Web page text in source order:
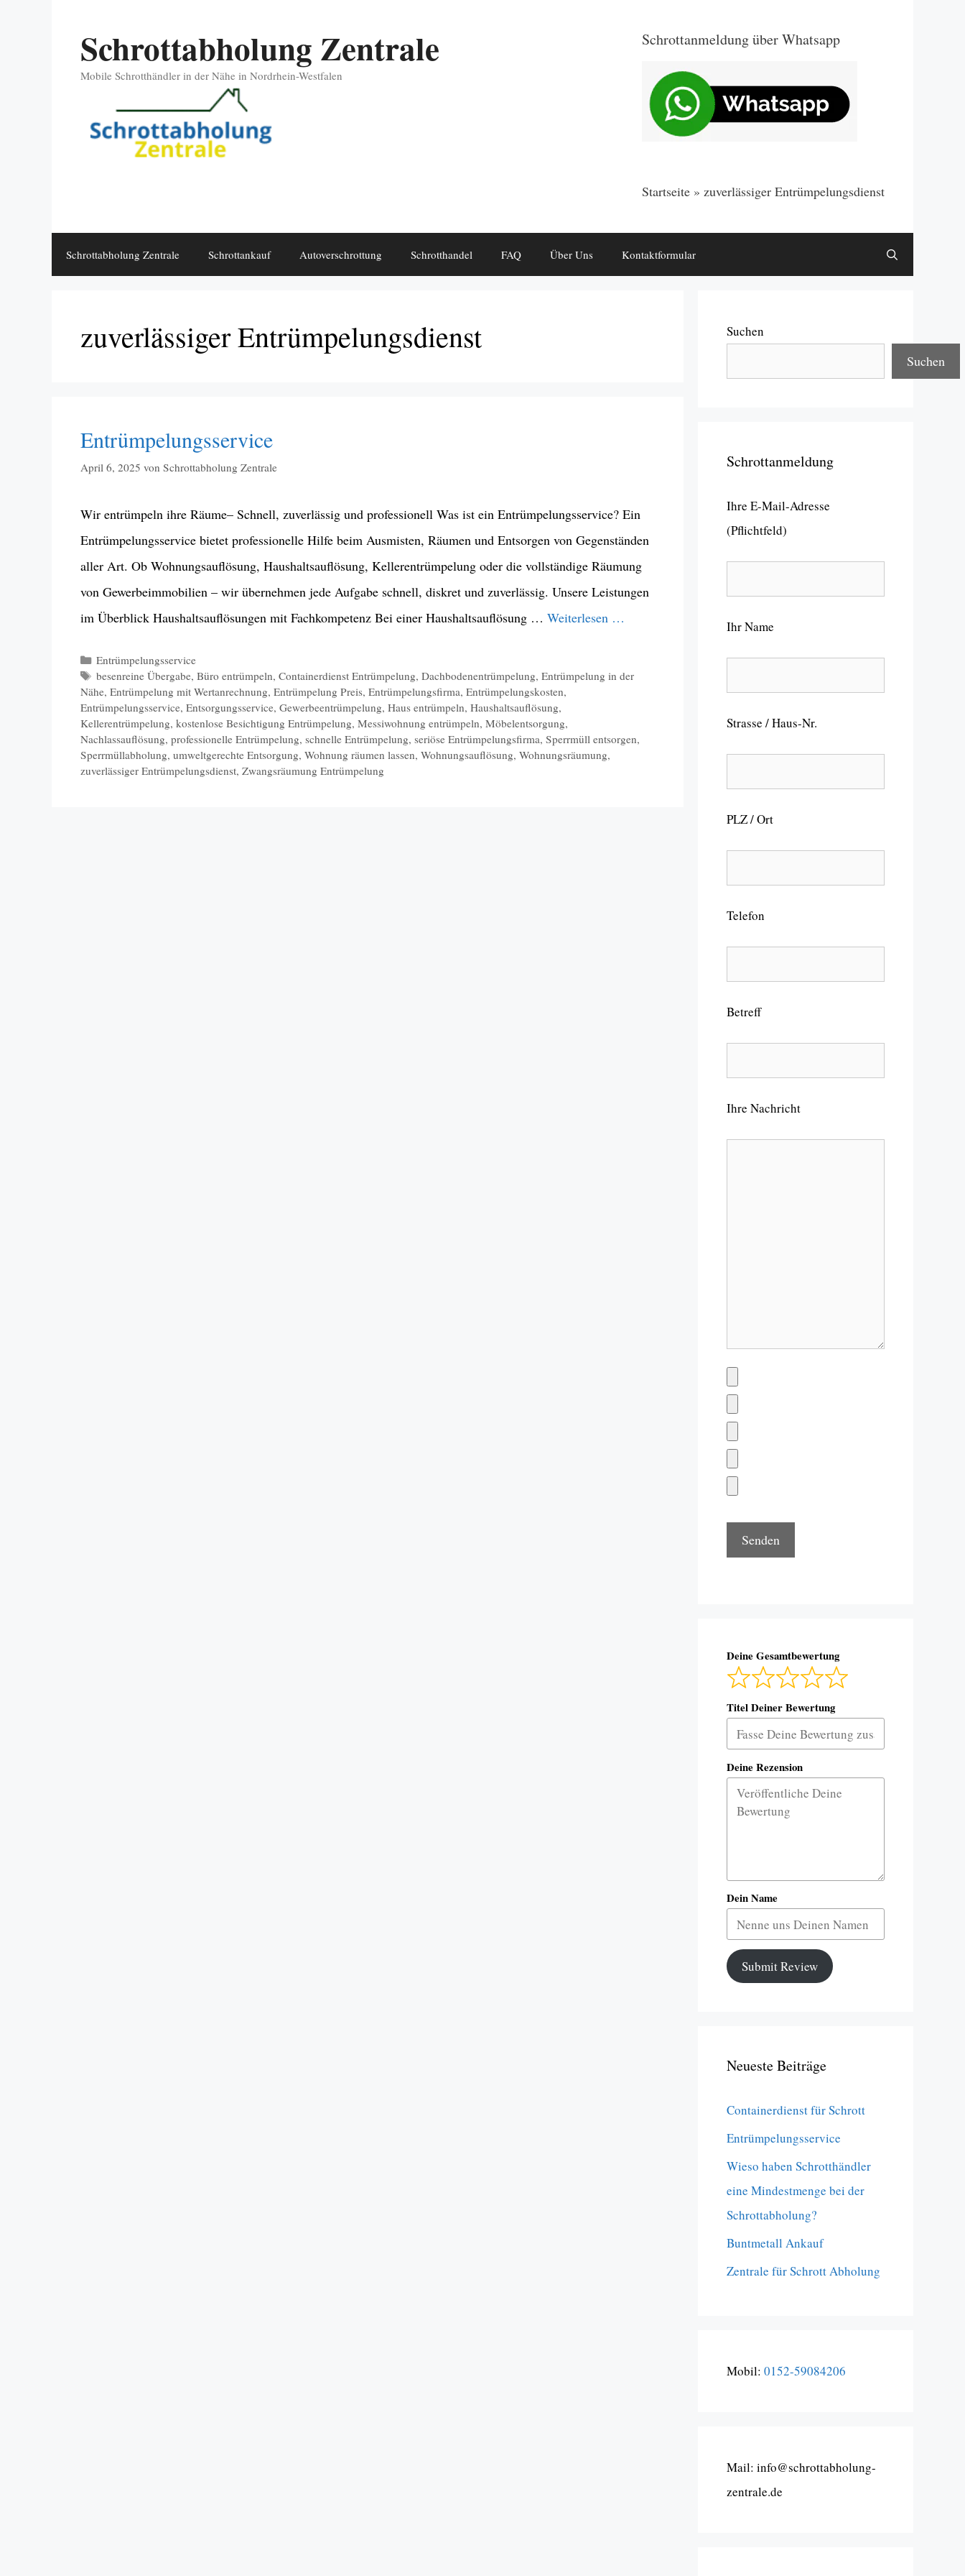
Schrottanmeldung über Whatsapp
Startseite » zuverlässiger Entrümpelungsdienst
Schrottabholung Zentrale
Mobile Schrotthändler in der Nähe in Nordrhein-Westfalen
Schrottabholung Zentrale Schrottankauf Autoverschrottung Schrotthandel FAQ Über Uns Kontaktformular
zuverlässiger Entrümpelungsdienst
Entrümpelungsservice
April 6, 2025 von Schrottabholung Zentrale
Wir entrümpeln ihre Räume– Schnell, zuverlässig und professionell Was ist ein Entrümpelungsservice? Ein
Entrümpelungsservice bietet professionelle Hilfe beim Ausmisten, Räumen und Entsorgen von Gegenständen
aller Art. Ob Wohnungsauflösung, Haushaltsauflösung, Kellerentrümpelung oder die vollständige Räumung
von Gewerbeimmobilien – wir übernehmen jede Aufgabe schnell, diskret und zuverlässig. Unsere Leistungen
im Überblick Haushaltsauflösungen mit Fachkompetenz Bei einer Haushaltsauflösung … Weiterlesen …
Kategorien
Entrümpelungsservice
Schlagwörter
besenreine Übergabe,Büro entrümpeln,Containerdienst Entrümpelung,Dachbodenentrümpelung,Entrümpelung in der
Nähe, Entrümpelung mit Wertanrechnung, Entrümpelung Preis, Entrümpelungsfirma, Entrümpelungskosten,
Entrümpelungsservice, Entsorgungsservice, Gewerbeentrümpelung, Haus entrümpeln, Haushaltsauflösung,
Kellerentrümpelung, kostenlose Besichtigung Entrümpelung, Messiwohnung entrümpeln, Möbelentsorgung,
Nachlassauflösung, professionelle Entrümpelung, schnelle Entrümpelung, seriöse Entrümpelungsfirma, Sperrmüll entsorgen,
Sperrmüllabholung, umweltgerechte Entsorgung, Wohnung räumen lassen, Wohnungsauflösung, Wohnungsräumung,
zuverlässiger Entrümpelungsdienst, Zwangsräumung Entrümpelung
Suchen
Suchen
Schrottanmeldung
Ihre E-Mail-Adresse
(Pflichtfeld)
Ihr Name
Strasse / Haus-Nr.
PLZ / Ort
Telefon
Betreff
Ihre Nachricht
Deine Gesamtbewertung
Titel Deiner Bewertung
Deine Rezension
Dein Name
Submit Review
Neueste Beiträge
Containerdienst für Schrott
Entrümpelungsservice
Wieso haben Schrotthändler
eine Mindestmenge bei der
Schrottabholung?
Buntmetall Ankauf
Zentrale für Schrott Abholung
Mobil: 0152-59084206
Mail: info@schrottabholung-
zentrale.de